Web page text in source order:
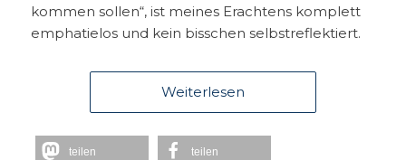
kommen sollen“, ist meines Erachtens komplett
emphatielos und kein bisschen selbstreflektiert.
Weiterlesen
teilen teilen